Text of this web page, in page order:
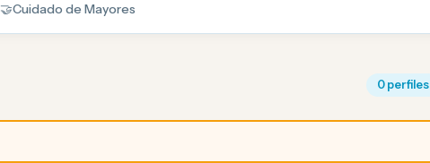
🤝Cuidado de Mayores
0 perfiles